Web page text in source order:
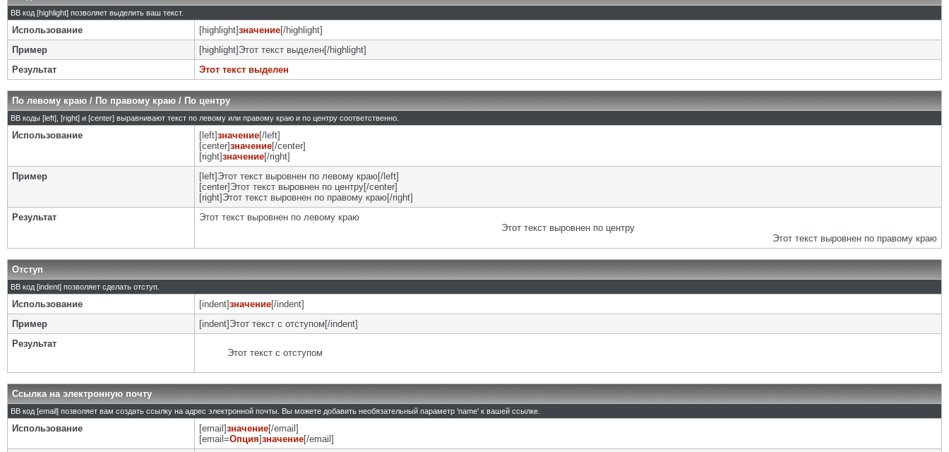
BB код [highlight] позволяет выделить ваш текст.
Использование [highlight]значение[/highlight]
Пример
[highlight]Этот текст выделен[/highlight]
Результат
Этот текст выделен
По левому краю / По правому краю / По центру
BB коды [left], [right] и [center] выравнивают текст по левому или правому краю и по центру соответственно.
Использование [left]значение[/left]
[center]значение[/center]
[right]значение[/right]
Пример
[left]Этот текст выровнен по левому краю[/left]
[center]Этот текст выровнен по центру[/center]
[right]Этот текст выровнен по правому краю[/right]
Результат
Этот текст выровнен по левому краю
Этот текст выровнен по центру
Этот текст выровнен по правому краю
Отступ
BB код [indent] позволяет сделать отступ.
Использование [indent]значение[/indent]
Пример
[indent]Этот текст с отступом[/indent]
Результат
Этот текст с отступом
Ссылка на электронную почту
BB код [email] позволяет вам создать ссылку на адрес электронной почты. Вы можете добавить необязательный параметр 'name' к вашей ссылке.
Использование [email]значение[/email]
[email=Опция]значение[/email]